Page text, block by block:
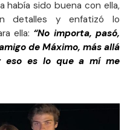
había sido buena con ella,
detalles y enfatizó lo
ella: “No importa, pasó,
de Máximo, más allá
eso es lo que a mí me